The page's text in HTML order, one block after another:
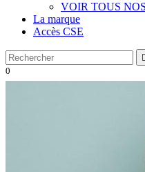
VOIR TOUS
La marque
Accès CSE
0